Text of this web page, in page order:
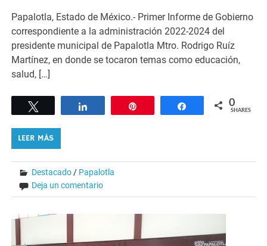
Papalotla, Estado de México.- Primer Informe de Gobierno
correspondiente a la administración 2022-2024 del
presidente municipal de Papalotla Mtro. Rodrigo Ruíz
Martínez, en donde se tocaron temas como educación,
salud, […]
Share 0
SHARES
LEER MÁS
Destacado / Papalotla
Deja un comentario